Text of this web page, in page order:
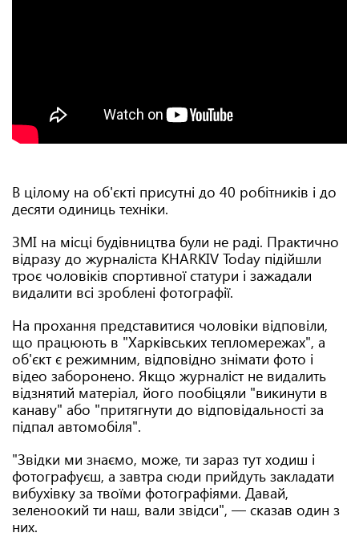
В цілому на об'єкті присутні до 40 робітників і до
десяти одиниць техніки.
ЗМІ на місці будівництва були не раді. Практично
відразу до журналіста KHARKIV Today підійшли
троє чоловіків спортивної статури і зажадали
видалити всі зроблені фотографії.
На прохання представитися чоловіки відповіли,
що працюють в "Харківських тепломережах", а
об'єкт є режимним, відповідно знімати фото і
відео заборонено. Якщо журналіст не видалить
відзнятий матеріал, його пообіцяли "викинути в
канаву" або "притягнути до відповідальності за
підпал автомобіля".
"Звідки ми знаємо, може, ти зараз тут ходиш і
фотографуєш, а завтра сюди прийдуть закладати
вибухівку за твоїми фотографіями. Давай,
зеленоокий ти наш, вали звідси", — сказав один з
них.